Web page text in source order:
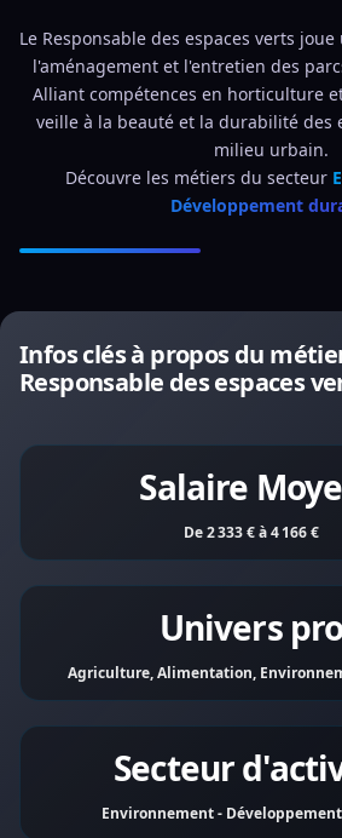
Le Responsable des espaces verts
l'aménagement et l'entretien des
Alliant compétences en horticulture
veille à la beauté et la durabilité des
milieu urbain.
Découvre les métiers du secteur
Développement
Infos clés à propos du
Responsable des espaces
Salaire
De 2 333 € à 4 166 €
Univers pro
Agriculture, Alimentation,
Secteur
Environnement -